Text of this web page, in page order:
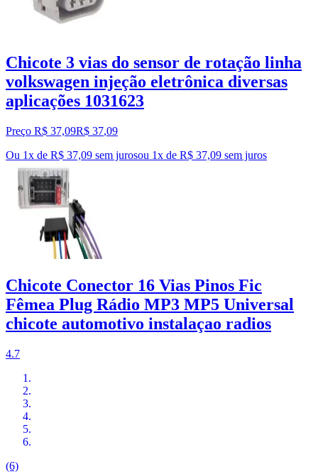
Chicote 3 vias do sensor de rotação linha
volkswagen injeção eletrônica diversas
aplicações 1031623
Preço R$ 37,09R$ 37,09
Ou 1x de R$ 37,09 sem jurosou 1x de R$ 37,09 sem juros
Chicote Conector 16 Vias Pinos Fic
Fêmea Plug Rádio MP3 MP5 Universal
chicote automotivo instalaçao radios
4.7
(6)